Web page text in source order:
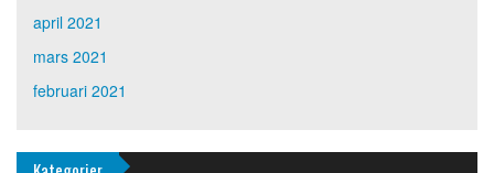
april 2021
mars 2021
februari 2021